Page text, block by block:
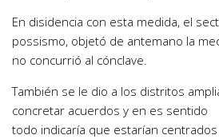
En disidencia con esta medida, el
possismo, objetó de antemano la
no concurrió al cónclave.
También se le dio a los distritos
concretar acuerdos y en es sentido
todo indicaría que estarían